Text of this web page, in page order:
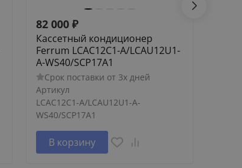
82 000 ₽
Кассетный кондиционер
Ferrum LCAC12C1-A/LCAU12U1-
A-WS40/SCP17A1
Срок поставки от 3х дней
Артикул
LCAC12C1-A/LCAU12U1-A-
WS40/SCP17A1
В корзину